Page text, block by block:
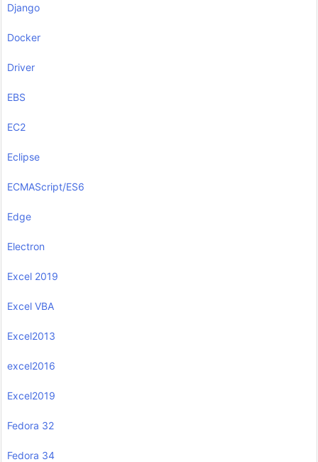
Django
Docker
Driver
EBS
EC2
Eclipse
ECMAScript/ES6
Edge
Electron
Excel 2019
Excel VBA
Excel2013
excel2016
Excel2019
Fedora 32
Fedora 34